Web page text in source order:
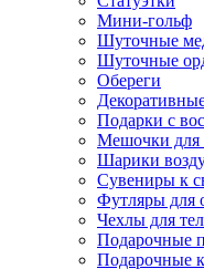
Мини-гольф
Шуточные
Шуточные
Обереги
Подарки с
Мешочки для
Шарики
Сувениры к
Футляры для
Чехлы для
Подарочные
Подарочные